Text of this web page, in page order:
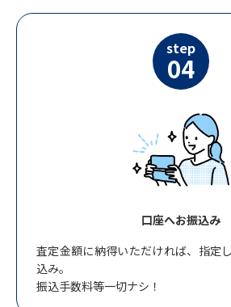
step
04
口座へお振込み
査定金額に納得いただければ、指定
込み。
振込手数料等一切ナシ！